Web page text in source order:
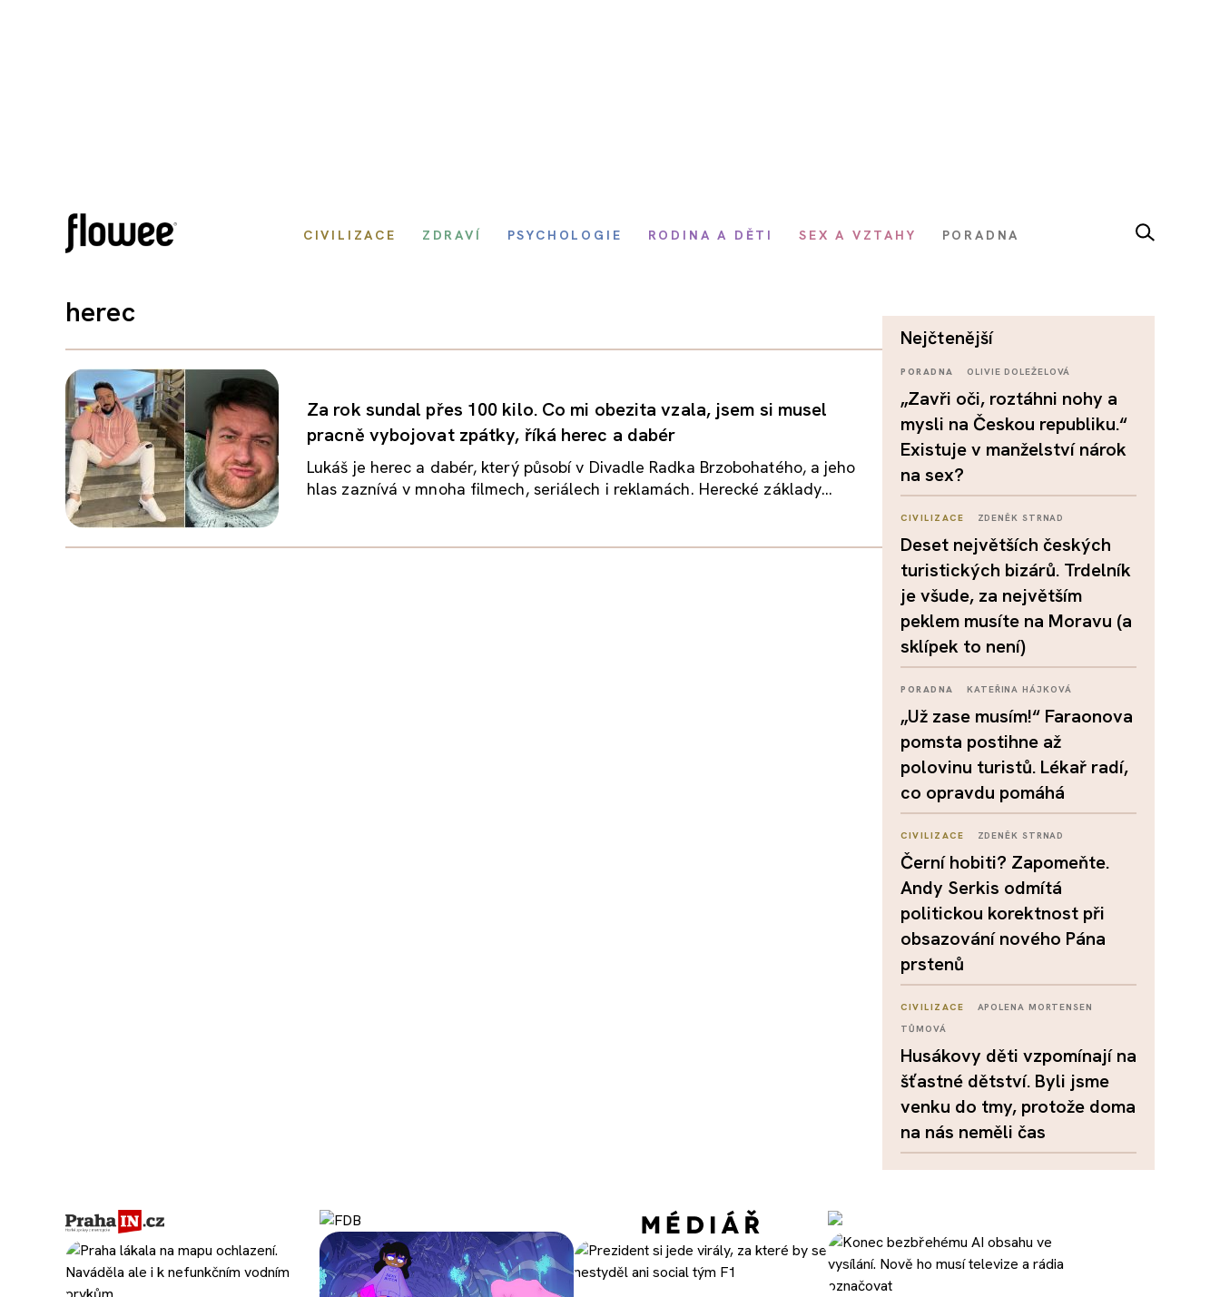
CIVILIZACE ZDRAVÍ PSYCHOLOGIE RODINA A DĚTI SEX A VZTAHY PORADNA
herec
Za rok sundal přes 100 kilo. Co mi obezita vzala, jsem si musel
pracně vybojovat zpátky, říká herec a dabér
Lukáš je herec a dabér, který působí v Divadle Radka Brzobohatého, a jeho
hlas zaznívá v mnoha filmech, seriálech i reklamách. Herecké základy...
nejčtenější
PORADNA OLIVIE DOLEŽELOVÁ
„Zavři oči, roztáhni nohy a
mysli na Českou republiku.“
Existuje v manželství nárok
na sex?
CIVILIZACE ZDENĚK STRNAD
Deset největších českých
turistických bizárů. Trdelník
je všude, za největším
peklem musíte na Moravu (a
sklípek to není)
PORADNA KATEŘINA HÁJKOVÁ
„Už zase musím!“ Faraonova
pomsta postihne až
polovinu turistů. Lékař radí,
co opravdu pomáhá
CIVILIZACE ZDENĚK STRNAD
Černí hobiti? Zapomeňte.
Andy Serkis odmítá
politickou korektnost při
obsazování nového Pána
prstenů
CIVILIZACE
APOLENA MORTENSEN
TŮMOVÁ
Husákovy děti vzpomínají na
šťastné dětství. Byli jsme
venku do tmy, protože doma
na nás neměli čas